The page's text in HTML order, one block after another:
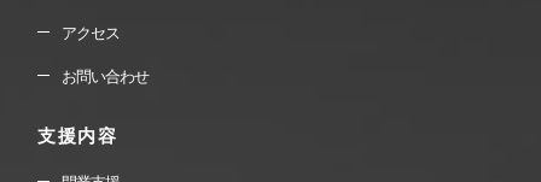
アクセス
お問い合わせ
支援内容